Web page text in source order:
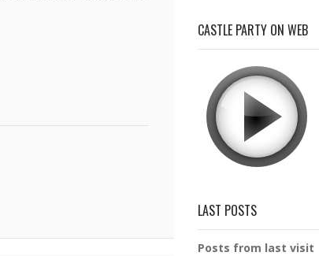
CASTLE PARTY ON WEB
LAST POSTS
Posts from last visit